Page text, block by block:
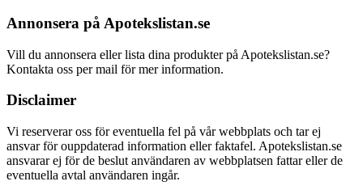
Annonsera på Apotekslistan.se
Vill du annonsera eller lista dina produkter på Apotekslistan.se?
Kontakta oss per mail för mer information.
Disclaimer
Vi reserverar oss för eventuella fel på vår webbplats och tar ej
ansvar för ouppdaterad information eller faktafel. Apotekslistan.se
ansvarar ej för de beslut användaren av webbplatsen fattar eller de
eventuella avtal användaren ingår.